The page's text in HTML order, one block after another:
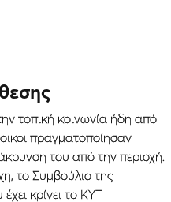
τοπική κοινωνία ήδη από
πραγματοποίησαν
του από την περιοχή.
το Συμβούλιο της
κρίνει το ΚΥΤ